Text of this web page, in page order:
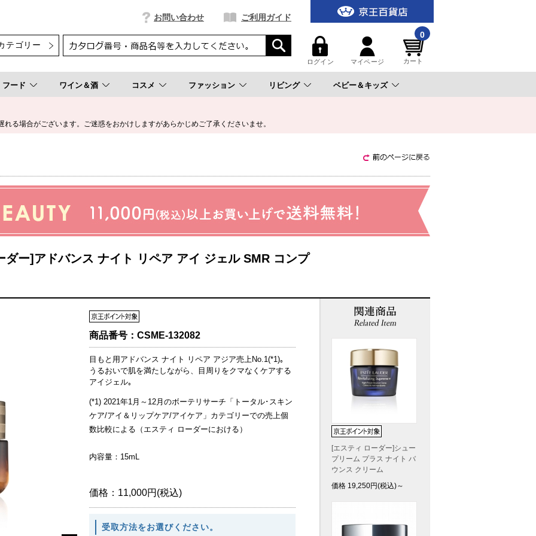
お問い合わせ ご利用ガイド
ログイン マイページ
0
カート
フード ワイン＆酒 コスメ ファッション リビング ベビー＆キッズ
る場合がございます。ご迷惑をおかけしますがあらかじめご了承くださいませ。
ダー]アドバンス ナイト リペア アイ ジェル SMR コンプ
商品番号： CSME-132082
目もと用アドバンス ナイト リペア アジア売上No.1(*1)｡
うるおいで肌を満たしながら、目周りをクマなくケアする
アイジェル｡
(*1) 2021年1月～12月のボーテリサーチ「トータル･スキン
ケア/アイ＆リップケア/アイケア」カテゴリーでの売上個
数比較による（エスティ ローダーにおける）
内容量：15mL
価格： 11,000円(税込)
受取方法をお選びください。
[エスティ ローダー]シュー
プリーム プラス ナイト バ
ウンス クリーム
価格 19,250円(税込)～